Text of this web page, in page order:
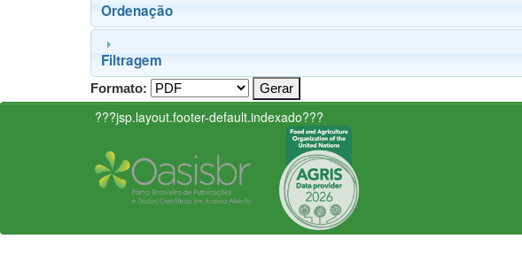
Ordenação
Filtragem
Formato:
???jsp.layout.footer-default.indexado???